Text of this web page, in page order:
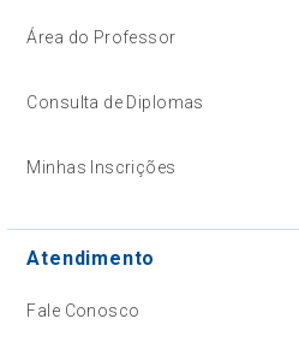
Área do Professor
Consulta de Diplomas
Minhas Inscrições
Atendimento
Fale Conosco